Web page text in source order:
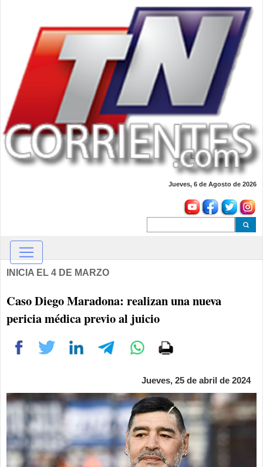
Jueves, 6 de Agosto de 2026
INICIA EL 4 DE MARZO
Caso Diego Maradona: realizan una nueva
pericia médica previo al juicio
Jueves, 25 de abril de 2024